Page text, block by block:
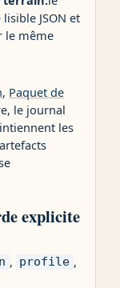
JSON et
le même
, Paquet de
le journal
les
explicite
, profile ,